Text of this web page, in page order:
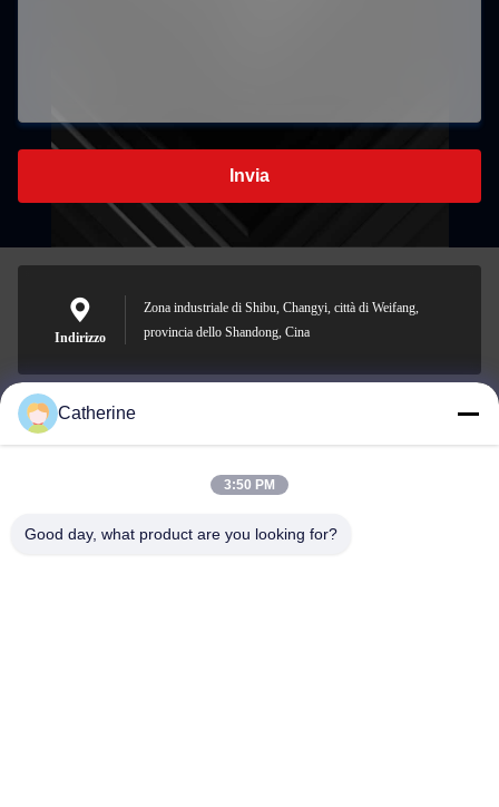
Invia
Indirizzo
Zona industriale di Shibu, Changyi, città di Weifang,
provincia dello Shandong, Cina
padraic@huayumachine.cn
Catherine
3:50 PM
Good day, what product are you looking for?